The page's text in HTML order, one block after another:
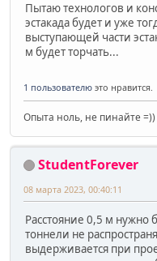
Пытаю технологов и
эстакада будет и уже
выступающей части
м будет торчать...
1 пользователю это нравится.
Опыта ноль, не пинайте =))
StudentForever
08 марта 2023, 00:40:11
Расстояние 0,5 м нужно
тоннели не
выдерживается при